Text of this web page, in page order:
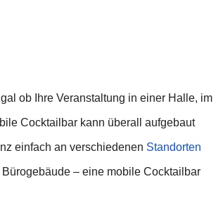
ob Ihre Veranstaltung in einer Halle, im
Cocktailbar kann überall aufgebaut
einfach an verschiedenen Standorten
– eine mobile Cocktailbar